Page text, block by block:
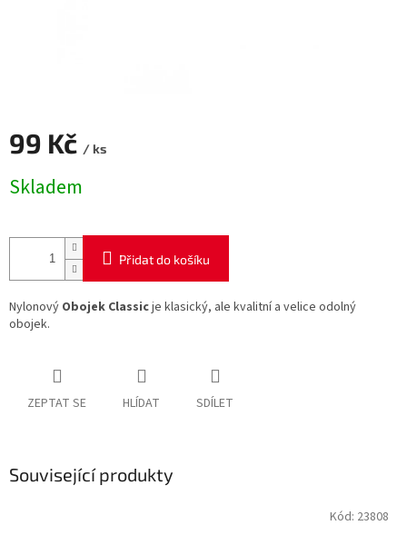
99 Kč / ks
cena:
Skladem
Přidat do košíku
Nylonový Obojek Classicje klasický, ale kvalitní a velice odolný
obojek.
ZEPTAT SE HLÍDAT SDÍLET
Související produkty
Kód: 23808